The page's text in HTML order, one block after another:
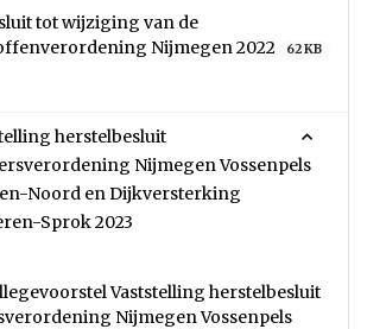
tot wijziging van de
Nijmegen 2022
62 KB
herstelbesluit
Nijmegen Vossenpels
Noord en Dijkversterking
Sprok 2023
Vaststelling herstelbesluit
Nijmegen Vossenpels